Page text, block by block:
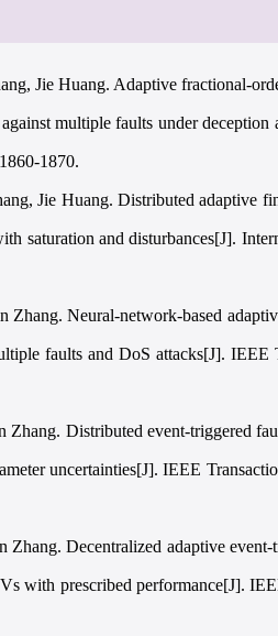
Jie Huang. Adaptive fractional-
multiple faults under deception
1870.
Jie Huang. Distributed adaptive
saturation and disturbances[J].
Neural-network-based
faults and DoS attacks[J]. IEEE
Distributed event-triggered
uncertainties[J]. IEEE
Decentralized adaptive event-
with prescribed performance[J].